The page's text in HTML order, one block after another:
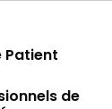
Patient
de